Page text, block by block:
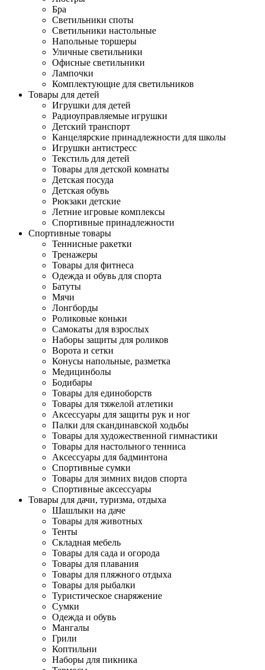
Бра
Светильники споты
Светильники настольные
Напольные торшеры
Уличные светильники
Офисные светильники
Лампочки
Комплектующие для светильников
Товары для детей
Игрушки для детей
Радиоуправляемые игрушки
Детский транспорт
Канцелярские принадлежности для школы
Игрушки антистресс
Текстиль для детей
Товары для детской комнаты
Детская посуда
Детская обувь
Рюкзаки детские
Летние игровые комплексы
Спортивные принадлежности
Спортивные товары
Теннисные ракетки
Тренажеры
Товары для фитнеса
Одежда и обувь для спорта
Батуты
Мячи
Лонгборды
Роликовые коньки
Самокаты для взрослых
Наборы защиты для роликов
Ворота и сетки
Конусы напольные, разметка
Медицинболы
Бодибары
Товары для единоборств
Товары для тяжелой атлетики
Аксессуары для защиты рук и ног
Палки для скандинавской ходьбы
Товары для художественной гимнастики
Товары для настольного тенниса
Аксессуары для бадминтона
Спортивные сумки
Товары для зимних видов спорта
Спортивные аксессуары
Товары для дачи, туризма, отдыха
Шашлыки на даче
Товары для животных
Тенты
Складная мебель
Товары для сада и огорода
Товары для плавания
Товары для пляжного отдыха
Товары для рыбалки
Туристическое снаряжение
Сумки
Одежда и обувь
Мангалы
Грили
Коптильни
Наборы для пикника